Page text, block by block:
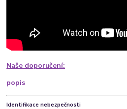
Naše doporučení:
popis
Identifikace nebezpečnosti